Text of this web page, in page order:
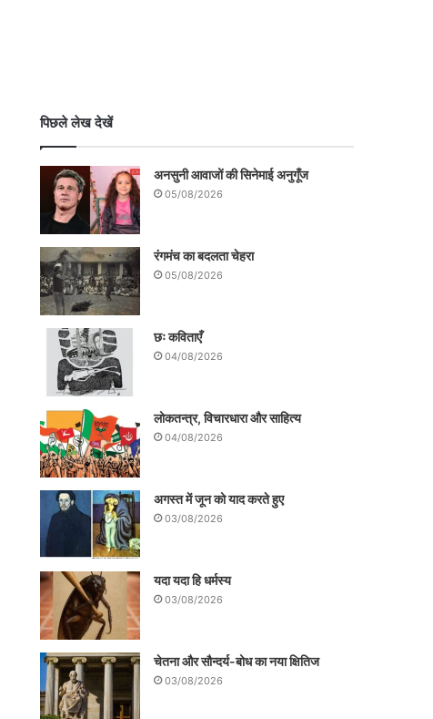
पिछले लेख देखें
अनसुनी आवाजों की सिनेमाई अनुगूँज
05/08/2026
रंगमंच का बदलता चेहरा
05/08/2026
छः कविताएँ
04/08/2026
लोकतन्त्र, विचारधारा और साहित्य
04/08/2026
अगस्त में जून को याद करते हुए
03/08/2026
यदा यदा हि धर्मस्य
03/08/2026
चेतना और सौन्दर्य-बोध का नया क्षितिज
03/08/2026